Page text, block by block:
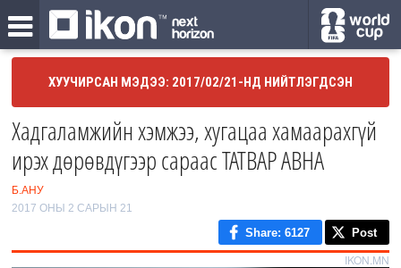
ХУУЧИРСАН МЭДЭЭ: 2017/02/21-НД НИЙТЛЭГДСЭН
Хадгаламжийн хэмжээ, хугацаа хамаарахгүй
ирэх дөрөвдүгээр сараас ТАТВАР АВНА
Б.АНУ
2017 ОНЫ 2 САРЫН 21
Share: 6127 Post
IKON.MN